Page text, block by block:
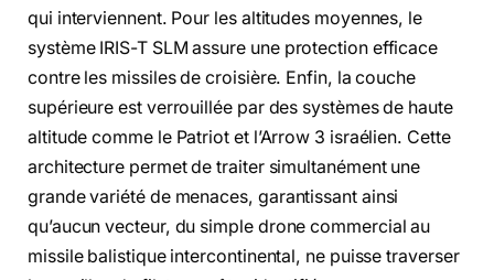
qui interviennent. Pour les altitudes moyennes, le
système IRIS-T SLM assure une protection efficace
contre les missiles de croisière. Enfin, la couche
supérieure est verrouillée par des systèmes de haute
altitude comme le Patriot et l’Arrow 3 israélien. Cette
architecture permet de traiter simultanément une
grande variété de menaces, garantissant ainsi
qu’aucun vecteur, du simple drone commercial au
missile balistique intercontinental, ne puisse traverser